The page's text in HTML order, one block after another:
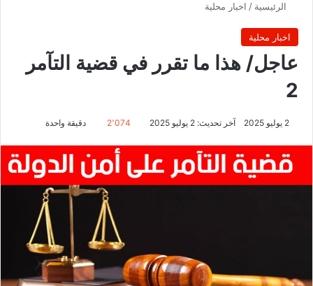
الرئيسية / اخبار محلية
اخبار محلية
‏‏عاجل/ هذا ما تقرر في قضية التآمر
2
2 يوليو 2025 آخر تحديث: 2 يوليو 2025 2٬074 دقيقة واحدة